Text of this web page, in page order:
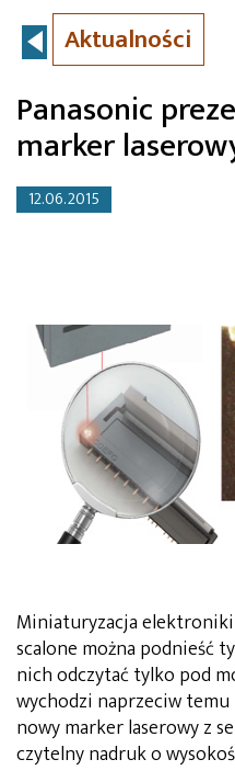
Aktualności
Panasonic
marker
12.06.2015
Miniaturyzacja elektroniki
scalone można podnieść
nich odczytać tylko pod
wychodzi naprzeciw
nowy marker laserowy z
czytelny nadruk o